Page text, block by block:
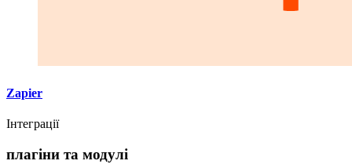
Zapier
Інтеграції
плагіни та модулі